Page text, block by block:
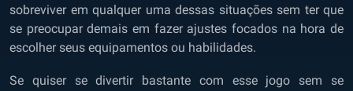
sobreviver em qualquer uma dessas situações sem ter que
se preocupar demais em fazer ajustes focados na hora de
escolher seus equipamentos ou habilidades.
Se quiser se divertir bastante com esse jogo sem se